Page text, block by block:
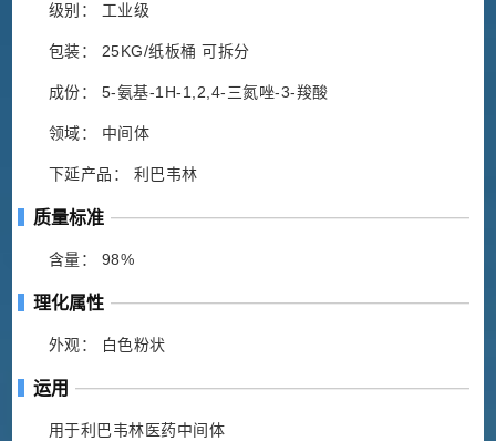
级别： 工业级
包装： 25KG/纸板桶 可拆分
成份： 5-氨基-1H-1,2,4-三氮唑-3-羧酸
领域： 中间体
下延产品： 利巴韦林
质量标准
含量： 98%
理化属性
外观： 白色粉状
运用
用于利巴韦林医药中间体